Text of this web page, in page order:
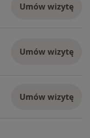
Umów wizytę
Umów wizytę
Umów wizytę